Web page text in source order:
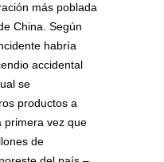
más poblada
China. Según
habría
accidental
se
productos a
primera vez que
de